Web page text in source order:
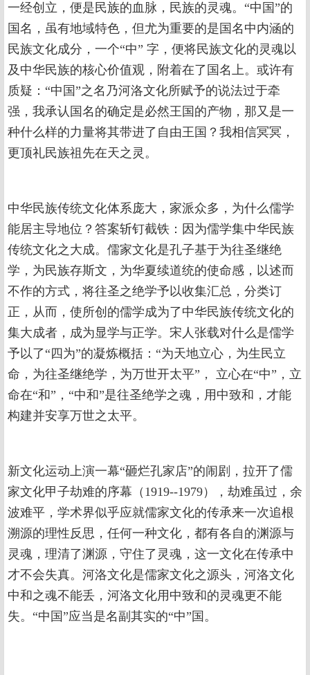
一经创立，便是民族的血脉，民族的灵魂。“中国”的
国名，虽有地域特色，但尤为重要的是国名中内涵的
民族文化成分，一个“中” 字，便将民族文化的灵魂以
及中华民族的核心价值观，附着在了国名上。或许有
质疑：“中国”之名乃河洛文化所赋予的说法过于牵
强，我承认国名的确定是必然王国的产物，那又是一
种什么样的力量将其带进了自由王国？我相信冥冥，
更顶礼民族祖先在天之灵。
中华民族传统文化体系庞大，家派众多，为什么儒学
能居主导地位？答案斩钉截铁：因为儒学集中华民族
传统文化之大成。儒家文化是孔子基于为往圣继绝
学，为民族存斯文，为华夏续道统的使命感，以述而
不作的方式，将往圣之绝学予以收集汇总，分类订
正，从而，使所创的儒学成为了中华民族传统文化的
集大成者，成为显学与正学。宋人张载对什么是儒学
予以了“四为”的凝炼概括：“为天地立心，为生民立
命，为往圣继绝学，为万世开太平”， 立心在“中”，立
命在“和”，“中和”是往圣绝学之魂，用中致和，才能
构建并安享万世之太平。
新文化运动上演一幕“砸烂孔家店”的闹剧，拉开了儒
家文化甲子劫难的序幕（1919--1979），劫难虽过，余
波难平，学术界似乎应就儒家文化的传承来一次追根
溯源的理性反思，任何一种文化，都有各自的渊源与
灵魂，理清了渊源，守住了灵魂，这一文化在传承中
才不会失真。河洛文化是儒家文化之源头，河洛文化
中和之魂不能丢，河洛文化用中致和的灵魂更不能
失。“中国”应当是名副其实的“中”国。